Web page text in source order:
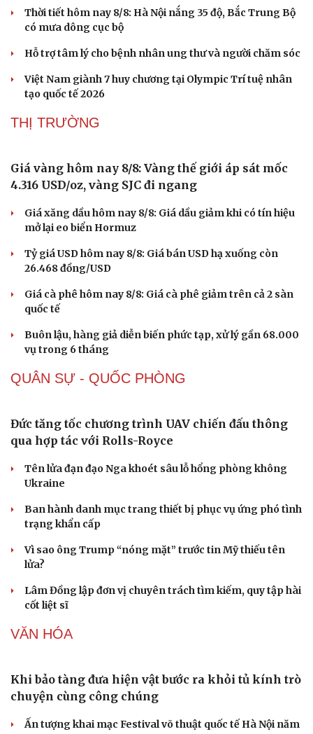
Thông tin doanh nghiệp
Doanh nghiệp 24h
Vì cộng đồng
Sành điệu
Chuyển đổi số
Sức khỏe
Dinh dưỡng - món ngon
Cây thuốc
Đời sống
Blog
Thời tiết hôm nay 8/8: Hà Nội nắng 35 độ, Bắc Trung Bộ
có mưa dông cục bộ
Hỗ trợ tâm lý cho bệnh nhân ung thư và người chăm sóc
Việt Nam giành 7 huy chương tại Olympic Trí tuệ nhân
tạo quốc tế 2026
THỊ TRƯỜNG
Giá vàng hôm nay 8/8: Vàng thế giới áp sát mốc
4.316 USD/oz, vàng SJC đi ngang
mở lại eo biển Hormuz
26.468 đồng/USD
Giá cà phê hôm nay 8/8: Giá cà phê giảm trên cả 2 sàn
Buôn lậu, hàng giả diễn biến phức tạp, xử lý gần 68.000
QUÂN SỰ - QUỐC PHÒNG
Đức tăng tốc chương trình UAV chiến đấu thông